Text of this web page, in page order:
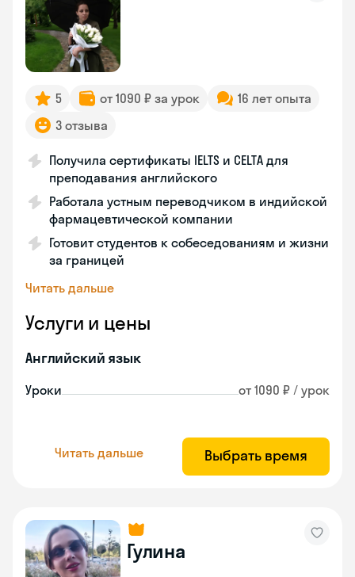
5 от 1090 ₽ за урок
16 лет опыта
3 отзыва
Получила сертификаты IELTS и CELTA для
преподавания английского
Работала устным переводчиком в индийской
фармацевтической компании
Готовит студентов к собеседованиям и жизни
за границей
Читать дальше
Услуги и цены
Английский язык
Уроки от 1090 ₽ / урок
Читать дальше Выбрать время
Гулина